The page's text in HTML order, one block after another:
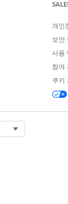
사이트
항목을 추가하려면
를 클릭합니다.
항목 추가
사항을 저장합니다.
통해 문제를 해결했습
개인
보안
사용
참여
쿠키